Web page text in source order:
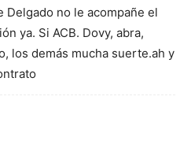
Delgado no le acompañe el
ya. Si ACB. Dovy, abra,
los demás mucha suerte.ah y